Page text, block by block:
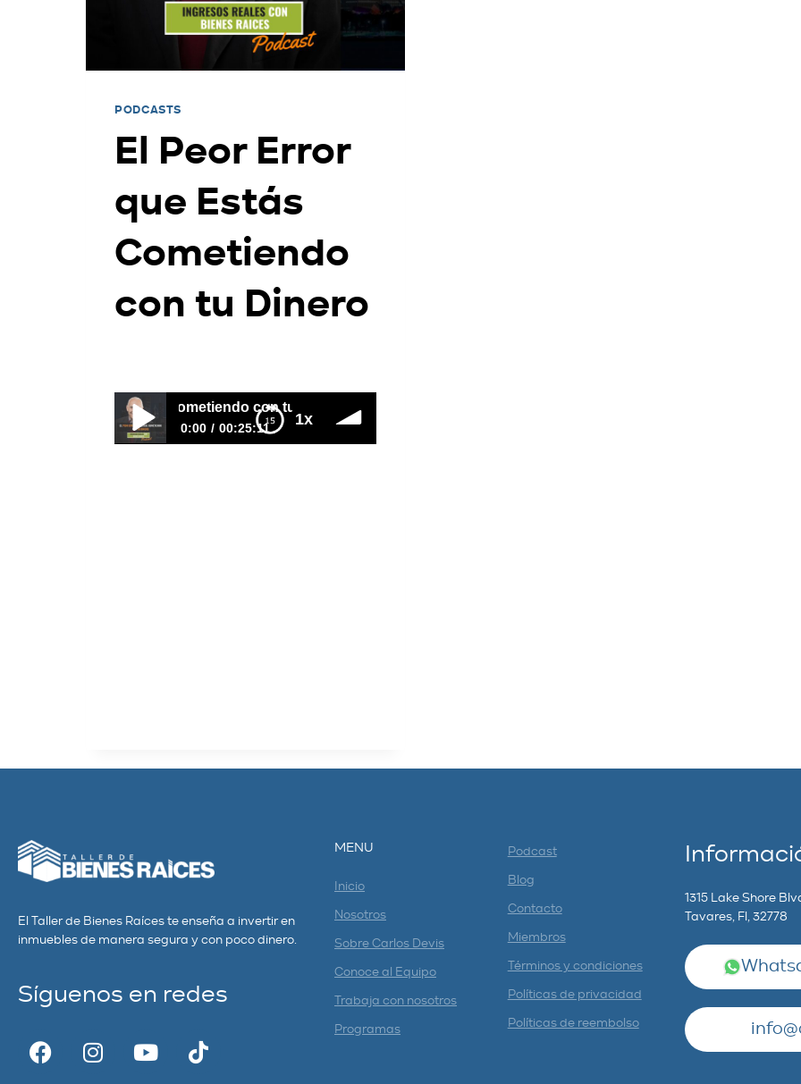
PODCASTS
El Peor Error
que Estás
Cometiendo
con tu Dinero
1x
Error que Estás Cometiendo con tu Dinero
0:00 00:25:11
El Taller de Bienes Raíces te enseña a invertir en
inmuebles de manera segura y con poco dinero.
Síguenos en redes
MENU
Inicio
Nosotros
Sobre Carlos Devis
Conoce al Equipo
Trabaja con nosotros
Programas
Podcast
Blog
Contacto
Miembros
Términos y condiciones
Políticas de privacidad
Políticas de reembolso
1315 Lake Shore
Tavares, Fl, 32778